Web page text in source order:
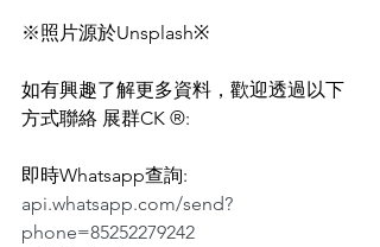
※照片源於Unsplash※
如有興趣了解更多資料，歡迎透過以下
方式聯絡 展群CK ®:
即時Whatsapp查詢:
api.whatsapp.com/send?
phone=85252279242